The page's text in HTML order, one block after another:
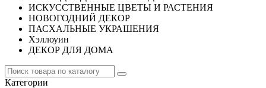
ИСКУССТВЕННЫЕ ЦВЕТЫ И РАСТЕНИЯ
НОВОГОДНИЙ ДЕКОР
ПАСХАЛЬНЫЕ УКРАШЕНИЯ
Хэллоуин
ДЕКОР ДЛЯ ДОМА
Категории